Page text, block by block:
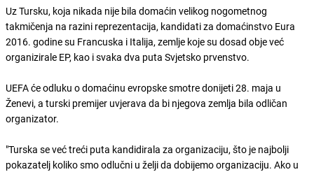
Uz Tursku, koja nikada nije bila domaćin velikog nogometnog
takmičenja na razini reprezentacija, kandidati za domaćinstvo Eura
2016. godine su Francuska i Italija, zemlje koje su dosad obje već
organizirale EP, kao i svaka dva puta Svjetsko prvenstvo.
UEFA će odluku o domaćinu evropske smotre donijeti 28. maja u
Ženevi, a turski premijer uvjerava da bi njegova zemlja bila odličan
organizator.
"Turska se već treći puta kandidirala za organizaciju, što je najbolji
pokazatelj koliko smo odlučni u želji da dobijemo organizaciju. Ako u